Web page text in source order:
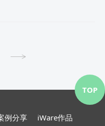
例分享
iWare作品
TOP